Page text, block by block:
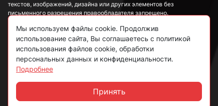
М8
текстов, изображений, дизайна или других элементов без
письменного разрешения правообладателя запрещено.
Информация, представленная на сайте, носит исключительно
ознакомительный характер и не может рассматриваться как
публичная оферта в соответствии со ст. 437 ГК РФ.
Политика конфиденциальности
Согласие на обработку данных
Мы используем файлы cookie. Продолжив
использование сайта, Вы соглашаетесь с политикой
использования файлов cookie, обработки
персональных данных и конфиденциальности.
Подробнее
Принять
Чат